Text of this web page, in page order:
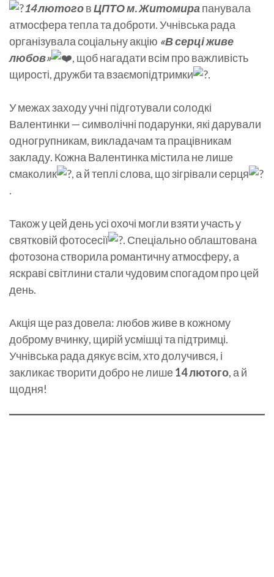
14 лютоговЦПТО м. Житомирапанувала
атмосфера тепла та доброти. Учнівська рада
організувала соціальну акцію «В серці живе
любов»
, щоб нагадати всім про важливість
щирості, дружби та взаємопідтримки
.
У межах заходу учні підготували солодкі
Валентинки — символічні подарунки, які дарували
одногрупникам, викладачам та працівникам
закладу. Кожна Валентинка містила не лише
смаколик
, а й теплі слова, що зігрівали серця
.
Також у цей день усі охочі могли взяти участь у
святковій фотосесії
. Спеціально облаштована
фотозона створила романтичну атмосферу, а
яскраві світлини стали чудовим спогадом про цей
день.
Акція ще раз довела: любов живе в кожному
доброму вчинку, щирій усмішці та підтримці.
Учнівська рада дякує всім, хто долучився, і
закликає творити добро не лише14 лютого, а й
щодня!